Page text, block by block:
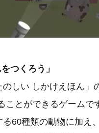
つくろう」
しい しかけえほん」
ことができるゲーム
る60種類の動物に加え